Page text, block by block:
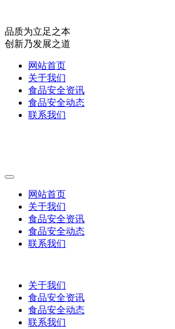
品质为立足之本
创新乃发展之道
网站首页
关于我们
食品安全资讯
食品安全动态
联系我们
网站首页
关于我们
食品安全资讯
食品安全动态
联系我们
关于我们
食品安全资讯
食品安全动态
联系我们